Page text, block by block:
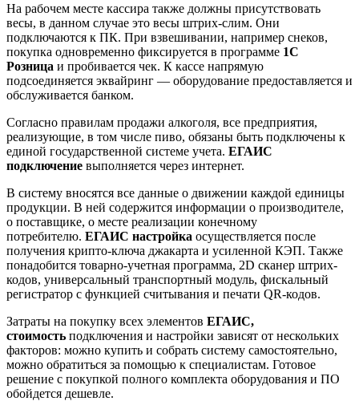
На рабочем месте кассира также должны присутствовать
весы, в данном случае это весы штрих-слим. Они
подключаются к ПК. При взвешивании, например снеков,
покупка одновременно фиксируется в программе 1С
Розница и пробивается чек. К кассе напрямую
подсоединяется эквайринг — оборудование предоставляется и
обслуживается банком.
Согласно правилам продажи алкоголя, все предприятия,
реализующие, в том числе пиво, обязаны быть подключены к
единой государственной системе учета. ЕГАИС
подключение выполняется через интернет.
В систему вносятся все данные о движении каждой единицы
продукции. В ней содержится информации о производителе,
о поставщике, о месте реализации конечному
потребителю. ЕГАИС настройка осуществляется после
получения крипто-ключа джакарта и усиленной КЭП. Также
понадобится товарно-учетная программа, 2D сканер штрих-
кодов, универсальный транспортный модуль, фискальный
регистратор с функцией считывания и печати QR-кодов.
Затраты на покупку всех элементов ЕГАИС,
стоимость подключения и настройки зависят от нескольких
факторов: можно купить и собрать систему самостоятельно,
можно обратиться за помощью к специалистам. Готовое
решение с покупкой полного комплекта оборудования и ПО
обойдется дешевле.